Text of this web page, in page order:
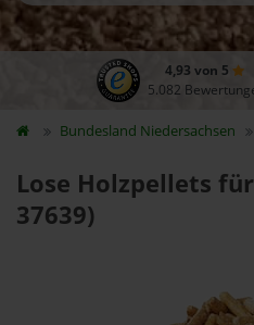
4,93 von 5
5.082
Bundesland Niedersachsen
Lose Holzpellets
37639)